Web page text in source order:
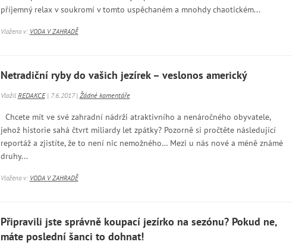
příjemný relax v soukromí v tomto uspěchaném a mnohdy chaotickém...
Vloženo v: VODA V ZAHRADĚ
Netradiční ryby do vašich jezírek – veslonos americký
Vložil REDAKCE| 7.6.2017 | Žádné komentáře
Chcete mít ve své zahradní nádrži atraktivního a nenáročného obyvatele,
jehož historie sahá čtvrt miliardy let zpátky? Pozorně si pročtěte následující
reportáž a zjistíte, že to není nic nemožného… Mezi u nás nové a méně známé
druhy...
Vloženo v: VODA V ZAHRADĚ
Připravili jste správně koupací jezírko na sezónu? Pokud ne,
máte poslední šanci to dohnat!